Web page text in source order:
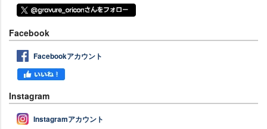
Facebook
Facebookアカウント
Instagram
Instagramアカウント